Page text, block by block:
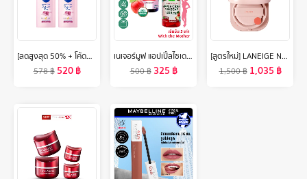
[ลดสูงสุด 50% + โค้ดลดเพิ่ม 20%]นีเวีย เรเดียนท์ โรส ไบรท์ โลชั่น 525 มล. 2 ชิ้น NIVEA
578฿ 520฿
เนเจอร์มูฟ แอปเปิ้ลไซเดอร์ เวนิกา 1200 mg/s แคปซูล NATURE MOVE Apple Cider Vinegar ACV /กินกับ ซีแอลเอ การ์ซีเนีย ส้มแขก แอล-คาร์นิทีน ถั่วขาว
500฿ 325 ฿
[สูตรใหม่] LANEIGE Neo Cushion Glow SPF 46 PA++ (15g ตลับจริง + รีฟิล) ลาเนจ นีโอ คุชชั่น สูตรโกลว์ บางเบา ผิวโกลว์ใส ไม่ติดแมสก์
1,500฿ 1,035 ฿